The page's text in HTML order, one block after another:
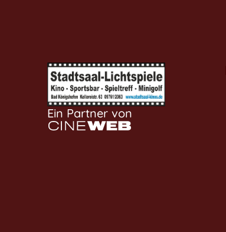
Ein Partner von